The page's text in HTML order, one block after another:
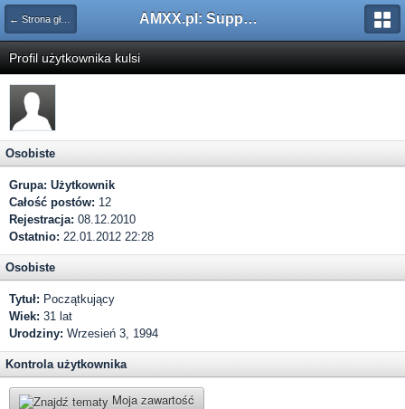
← Strona główna AMXX.pl: Support AMX Mod X i SourceMod
Profil użytkownika kulsi
Osobiste
Grupa: Użytkownik
Całość postów: 12
Rejestracja: 08.12.2010
Ostatnio: 22.01.2012 22:28
Osobiste
Tytuł: Początkujący
Wiek: 31 lat
Urodziny: Wrzesień 3, 1994
Kontrola użytkownika
Moja zawartość